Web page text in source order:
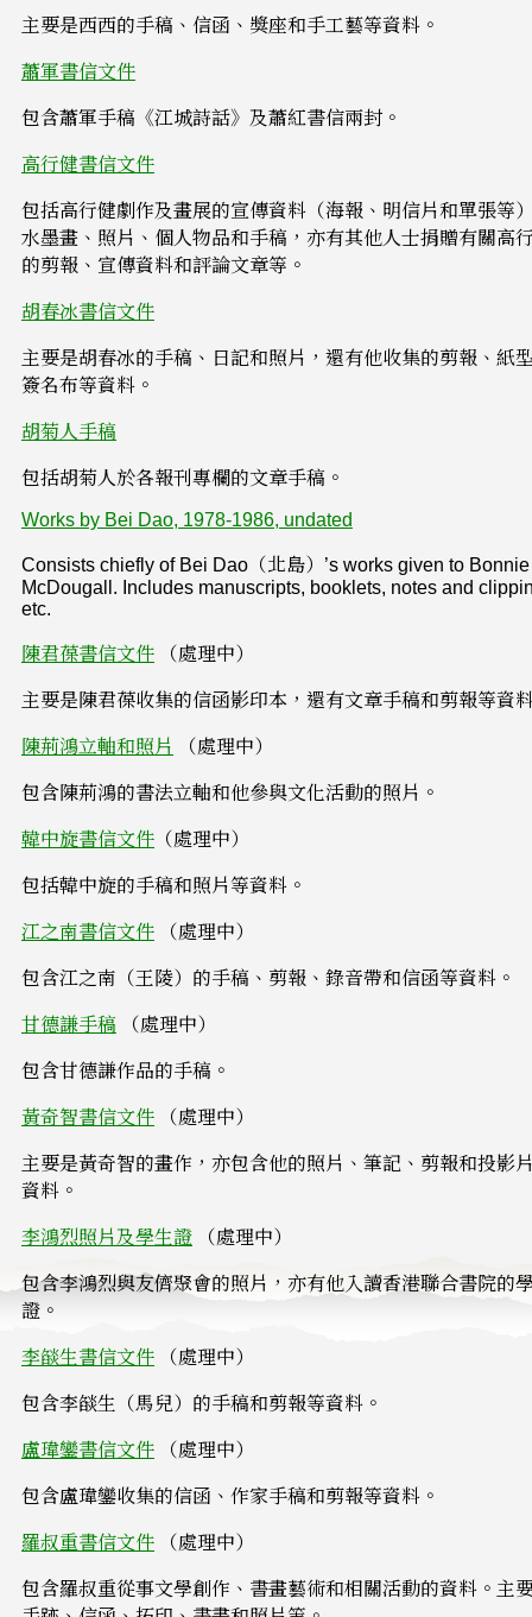
主要是西西的手稿、信函、獎座和手工藝等資料。
蕭軍書信文件
包含蕭軍手稿《江城詩話》及蕭紅書信兩封。
高行健書信文件
包括高行健劇作及畫展的宣傳資料（海報、明信片和單張等
水墨畫、照片、個人物品和手稿，亦有其他人士捐贈有關高
的剪報、宣傳資料和評論文章等。
胡春冰書信文件
主要是胡春冰的手稿、日記和照片，還有他收集的剪報、紙
簽名布等資料。
胡菊人手稿
包括胡菊人於各報刊專欄的文章手稿。
Works by Bei Dao, 1978-1986, undated
Consists chiefly of Bei Dao（北島）’s works given to
McDougall. Includes manuscripts, booklets, notes and
etc.
陳君葆書信文件 （處理中）
主要是陳君葆收集的信函影印本，還有文章手稿和剪報等資
陳荊鴻立軸和照片 （處理中）
包含陳荊鴻的書法立軸和他參與文化活動的照片。
韓中旋書信文件 （處理中）
包括韓中旋的手稿和照片等資料。
江之南書信文件 （處理中）
包含江之南（王陵）的手稿、剪報、錄音帶和信函等資料。
甘德謙手稿 （處理中）
包含甘德謙作品的手稿。
黃奇智書信文件 （處理中）
主要是黃奇智的畫作，亦包含他的照片、筆記、剪報和投影
資料。
李鴻烈照片及學生證 （處理中）
包含李鴻烈與友儕聚會的照片，亦有他入讀香港聯合書院的
證。
李燄生書信文件 （處理中）
包含李燄生（馬兒）的手稿和剪報等資料。
盧瑋鑾書信文件 （處理中）
包含盧瑋鑾收集的信函、作家手稿和剪報等資料。
羅叔重書信文件 （處理中）
包含羅叔重從事文學創作、書畫藝術和相關活動的資料。主